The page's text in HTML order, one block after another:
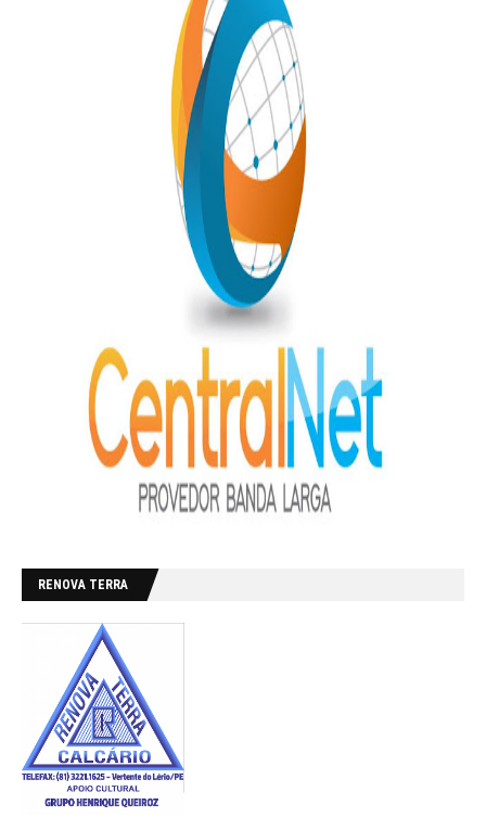
RENOVA TERRA